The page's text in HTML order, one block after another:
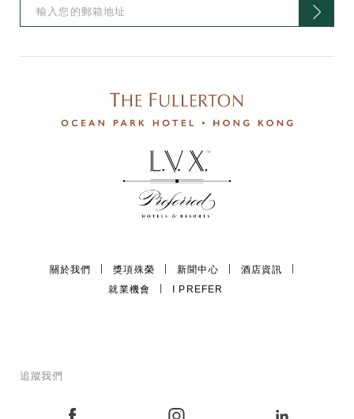
關於我們 獎項殊榮 新聞中心
酒店資訊
就業機會
I PREFER
追蹤我們